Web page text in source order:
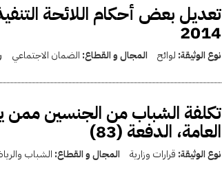
2014
نوع الوثيقة: لوائح المجال و القطاع: الضمان الاجتماعي
تكلفة الشباب من الجنسين ممن
العامة، الدفعة (83)
نوع الوثيقة: قرارات وزارية المجال و القطاع: الشباب